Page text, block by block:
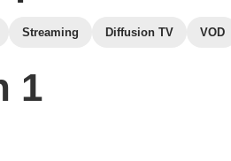
Streaming Diffusion TV VOD
1